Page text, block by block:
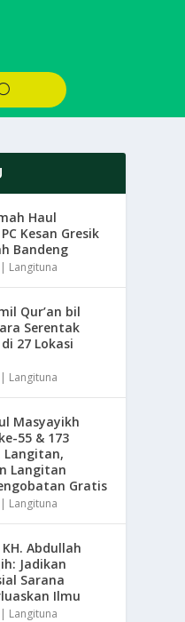
Haul
Kesan Gresik
Bandeng
| Langituna
Qur’an bil
Serentak
27 Lokasi
| Langituna
Masyayikh
55 & 173
Langitan,
Langitan
Gratis
| Langituna
Abdullah
Jadikan
Sarana
Ilmu
| Langituna